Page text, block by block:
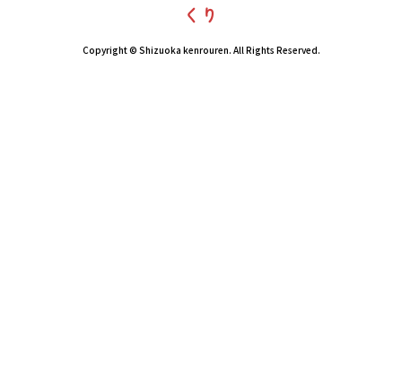
くり
Copyright © Shizuoka kenrouren. All Rights Reserved.